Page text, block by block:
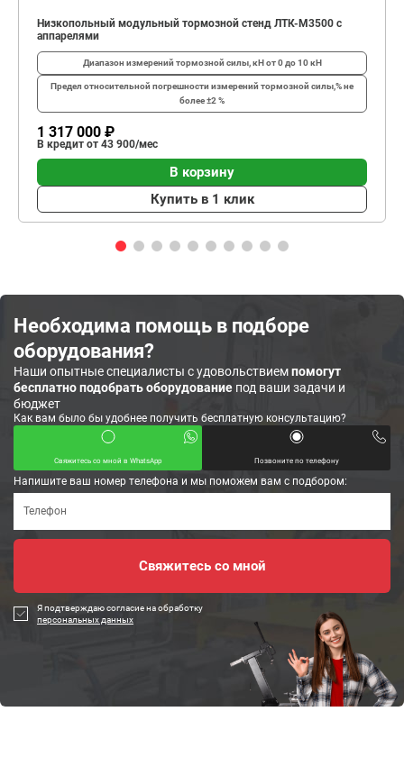
Низкопольный модульный тормозной стенд ЛТК-М3500 с
аппарелями
Диапазон измерений тормозной силы, кНот 0 до 10 кН
Предел относительной погрешности измерений тормозной силы,%не
более ±2 %
1 317 000 ₽
В кредит от 43 900/мес
В корзину
Купить в 1 клик
Необходима помощь в подборе
оборудования?
Наши опытные специалисты с удовольствиемпомогут
бесплатно подобрать оборудование под ваши задачи и
бюджет
Как вам было бы удобнее получить бесплатную консультацию?
Свяжитесь со мной в WhatsApp Позвоните по телефону
Напишите ваш номер телефона и мы поможем вам с подбором:
Я подтверждаю согласие на обработку
персональных данных